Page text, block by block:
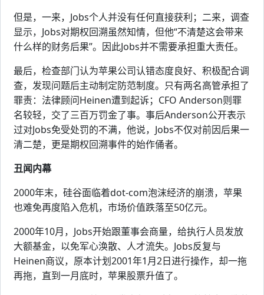
但是，一来，Jobs个人并没有任何直接获利；二来，调查
显示，Jobs对期权回溯虽然知情，但他“不清楚这会带来
什么样的财务后果”。因此Jobs并不需要承担重大责任。
最后，检查部门认为苹果公司认错态度良好、积极配合调
查，发现问题后主动制定防范制度。只有两名高管承担了
罪责：法律顾问Heinen遭到起诉；CFO Anderson则罪
名较轻，交了三百万罚金了事。事后Anderson公开表示
过对Jobs免受处罚的不满，他说，Jobs不仅对前因后果一
清二楚，更是期权回溯事件的始作俑者。
丑闻内幕
2000年末，硅谷面临着dot-com泡沫经济的崩溃，苹果
也难免再度陷入危机，市场价值跌落至50亿元。
2000年10月，Jobs开始跟董事会商量，给执行人员发放
大额基金，以免军心涣散、人才流失。Jobs反复与
Heinen商议，原本计划2001年1月2日进行操作，却一拖
再拖，直到一月底时，苹果股票升值了。